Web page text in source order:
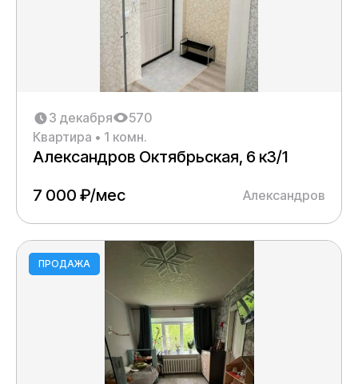
3 декабря
570
Квартира • 1 комн.
Александров Октябрьская, 6 к3/1
7 000 ₽/мес
Александров
ПРОДАЖА